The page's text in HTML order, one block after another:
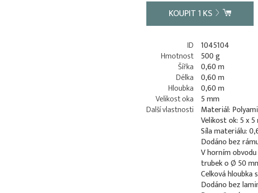
KOUPIT1 KS
ID 1045104
Hmotnost 500 g
Šířka 0,60 m
Délka 0,60 m
Hloubka 0,60 m
Velikost oka
5 mm
Další vlastnosti
Materiál:
Velikost ok: 5 x
Síla materiálu:
Dodáno bez
V horním
trubek o Ø 50
Celková hloubka
Dodáno bez